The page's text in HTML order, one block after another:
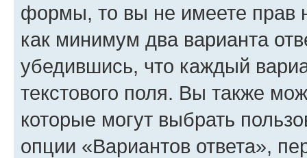
формы, то вы не имеете прав
как минимум два варианта
убедившись, что каждый
текстового поля. Вы также
которые могут выбрать
опции «Вариантов ответа»,